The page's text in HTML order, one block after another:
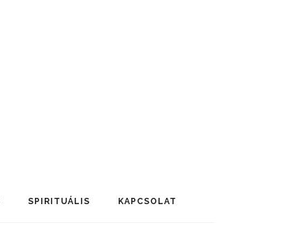
SPIRITUÁLIS KAPCSOLAT